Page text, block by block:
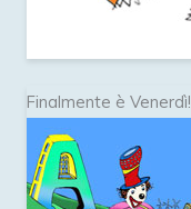
Finalmente è Venerdì!